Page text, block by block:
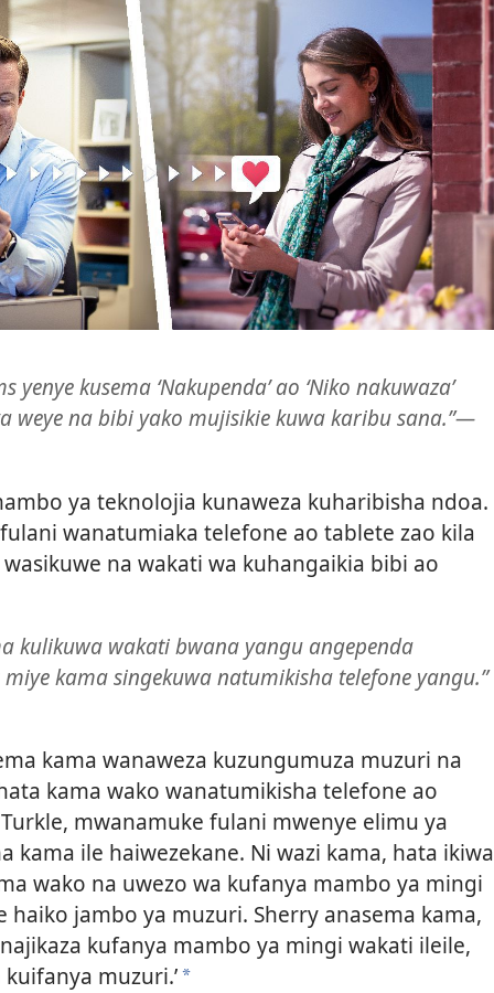
yenye kusema ‘Nakupenda’ ao ‘Niko nakuwaza’
weye na bibi yako mujisikie kuwa karibu sana.”​—
ya teknolojia kunaweza kuharibisha ndoa.
wanatumiaka telefone ao tablete zao kila
na wakati wa kuhangaikia bibi ao
kulikuwa wakati bwana yangu angependa
kama singekuwa natumikisha telefone yangu.”​
kama wanaweza kuzungumuza muzuri na
kama wako wanatumikisha telefone ao
mwanamuke fulani mwenye elimu ya
kama ile haiwezekane. Ni wazi kama, hata ikiwa
wako na uwezo wa kufanya mambo ya mingi
haiko jambo ya muzuri. Sherry anasema kama,
kufanya mambo ya mingi wakati ileile,
muzuri.’a